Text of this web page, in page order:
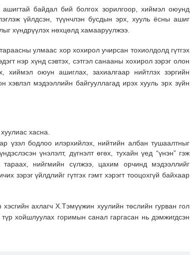
байдал бий болгох зорилгоор, хиймэл оюунд
үйлдсэн, түүнчлэн бусдын эрх, хууль ёсны ашиг
хүндрүүлэх нөхцөлд хамааруулжээ.
улмаас хор хохирол учирсан тохиолдолд гүтгэх
нэр хүнд сэвтэх, сэтгэл санааны хохирол зэрэг олон
оюун ашиглах, захиалгаар нийтлэх зэргийн
хэвлэл мэдээллийн байгууллагад ирэх хууль эрх зүйн
хасна.
үзэл бодлоо илэрхийлэх, нийтийн албан тушаалтныг
үнэлэлт, дүгнэлт өгөх, тухайн үед “үнэн” гэж
тараах, нийгмийн сүлжээ, цахим орчинд мэдээллийг
зэрэг үйлдлийг гүтгэх гэмт хэрэгт тооцохгүй байхаар
ахлагч Х.Тэмүүжин хуулийн төслийн гурван гол
хойшлуулах горимын санал гаргасан нь дэмжигдсэн